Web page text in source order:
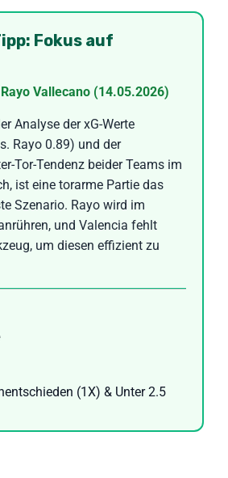
Fokus auf
Vallecano (14.05.2026)
Analyse der xG-Werte
Rayo 0.89) und der
Tor-Tendenz beider Teams im
ist eine torarme Partie das
Szenario. Rayo wird im
und Valencia fehlt
um diesen effizient zu
(1X) & Unter 2.5